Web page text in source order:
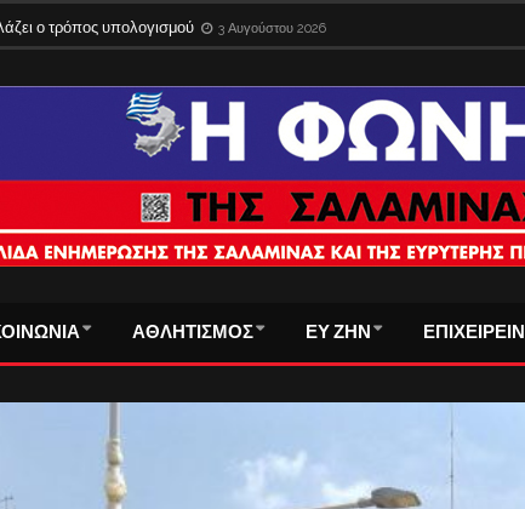
ο τρόπος υπολογισμού 3 Αυγούστου 2026
ΑΘΛΗΤΙΣΜΟΣ ΕΥ ΖΗΝ ΕΠΙΧΕΙΡΕΙΝ